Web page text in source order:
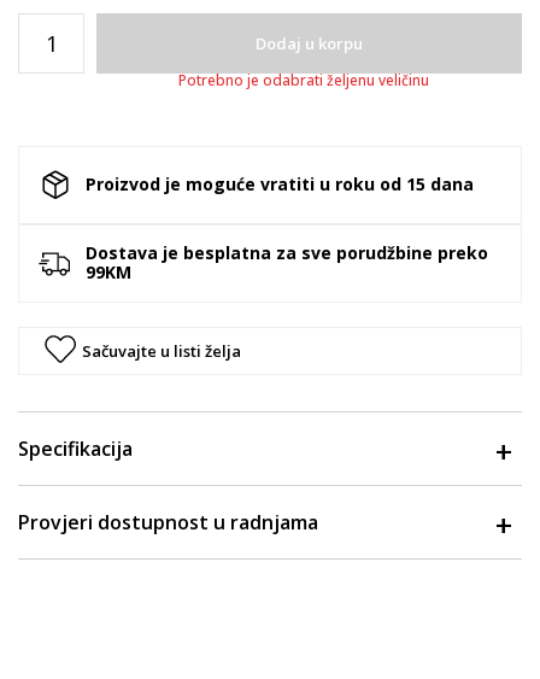
Dodaj u korpu
Potrebno je odabrati željenu veličinu
Proizvod je moguće vratiti u roku od 15 dana
Dostava je besplatna za sve porudžbine preko
99KM
Sačuvajte u listi želja
Specifikacija
Provjeri dostupnost u radnjama